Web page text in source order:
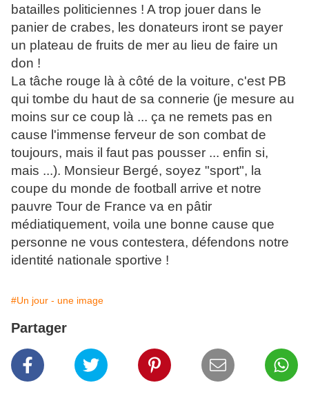
batailles politiciennes ! A trop jouer dans le
panier de crabes, les donateurs iront se payer
un plateau de fruits de mer au lieu de faire un
don !
La tâche rouge là à côté de la voiture, c'est PB
qui tombe du haut de sa connerie (je mesure au
moins sur ce coup là ... ça ne remets pas en
cause l'immense ferveur de son combat de
toujours, mais il faut pas pousser ... enfin si,
mais ...). Monsieur Bergé, soyez "sport", la
coupe du monde de football arrive et notre
pauvre Tour de France va en pâtir
médiatiquement, voila une bonne cause que
personne ne vous contestera, défendons notre
identité nationale sportive !
#Un jour - une image
Partager